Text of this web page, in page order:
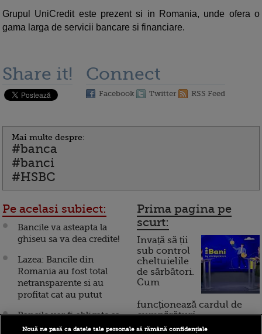
Grupul UniCredit este prezent si in Romania, unde ofera o
gama larga de servicii bancare si financiare.
Share it! Connect
Facebook Twitter RSS Feed
Mai multe despre:
#banca
#banci
#HSBC
Pe acelasi subiect:
Bancile va asteapta la
ghiseu sa va dea credite!
Lazea: Bancile din
Romania au fost total
netransparente si au
profitat cat au putut
Bancile vor fi obligate sa
dea explicatii clientilor,
Prima pagina pe
scurt:
Invață să ții
sub control
cheltuielile
de sărbători.
Cum
funcționează cardul de
cumpărături
Nouă ne pasă ca datele tale personale să rămână confidențiale